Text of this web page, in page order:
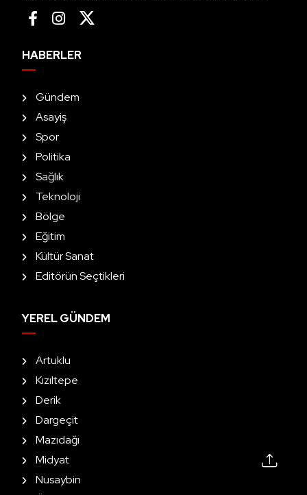
HABERLER
Gündem
Asayiş
Spor
Politika
Sağlık
Teknoloji
Bölge
Eğitim
Kültür Sanat
Editörün Seçtikleri
YEREL GÜNDEM
Artuklu
Kızıltepe
Derik
Dargeçit
Mazıdağı
Midyat
Nusaybin